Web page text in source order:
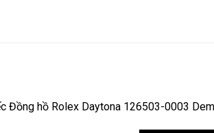
Đồng hồ Rolex Daytona 126503-0003